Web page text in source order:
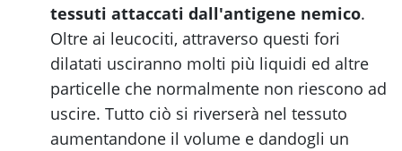
tessuti attaccati dall'antigene nemico.
Oltre ai leucociti, attraverso questi fori
dilatati usciranno molti più liquidi ed altre
particelle che normalmente non riescono ad
uscire. Tutto ciò si riverserà nel tessuto
aumentandone il volume e dandogli un